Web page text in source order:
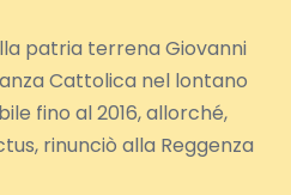
patria terrena Giovanni
Cattolica nel lontano
fino al 2016, allorché,
rinunciò alla Reggenza